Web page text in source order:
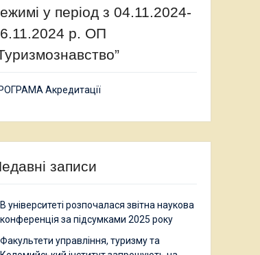
у період з 04.11.2024-
р. ОП
Акредитації
записи
В університеті розпочалася звітна наукова
конференція за підсумками 2025 року
Факультети управління, туризму та